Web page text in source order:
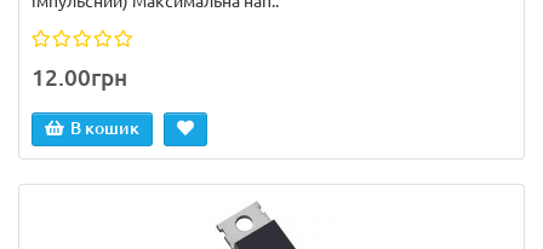
12.00грн
В кошик